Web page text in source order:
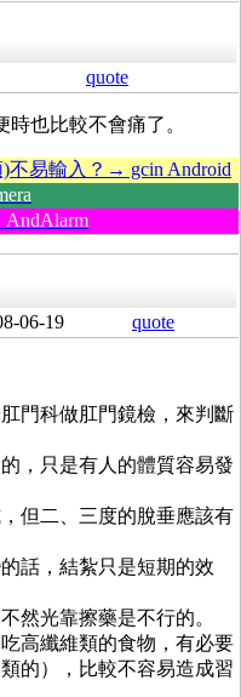
quote
也比較不會痛了。
不易輸入？→ gcin Android
06-19 quote
門科做肛門鏡檢，來判斷
，只是有人的體質容易發
但二、三度的脫垂應該有
話，結紮只是短期的效
然光靠擦藥是不行的。
高纖維類的食物，有必要
的），比較不容易造成習